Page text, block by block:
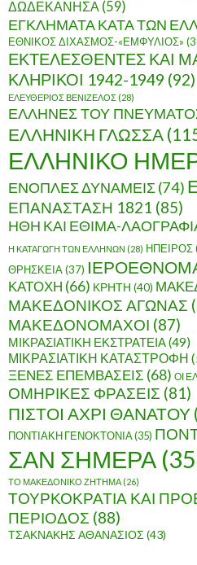
ΔΩΔΕΚΑΝΗΣΑ (59)
ΕΓΚΛΗΜΑΤΑ ΚΑΤΑ ΤΩΝ
ΕΘΝΙΚΟΣ ΔΙΧΑΣΜΟΣ-«ΕΜΦΥΛΙΟΣ»
ΕΚΤΕΛΕΣΘΕΝΤΕΣ ΚΑΙ
ΚΛΗΡΙΚΟΙ 1942-1949 (92)
ΕΛΕΥΘΕΡΙΟΣ ΒΕΝΙΖΕΛΟΣ (28)
ΕΛΛΗΝΕΣ ΤΟΥ
ΕΛΛΗΝΙΚΗ ΓΛΩΣΣΑ
ΕΛΛΗΝΙΚΟ
ΕΝΟΠΛΕΣ ΔΥΝΑΜΕΙΣ(74)
ΕΠΑΝΑΣΤΑΣΗ 1821 (85)
ΗΘΗ ΚΑΙ ΕΘΙΜΑ-
Η ΚΑΤΑΓΩΓΗ ΤΩΝ ΕΛΛΗΝΩΝ (28) ΗΠΕΙΡΟΣ
ΘΡΗΣΚΕΙΑ(37)
ΚΑΤΟΧΗ (66) ΚΡΗΤΗ (40)
ΜΑΚΕΔΟΝΙΚΟΣ ΑΓΩΝΑΣ
ΜΑΚΕΔΟΝΟΜΑΧΟΙ (87)
ΜΙΚΡΑΣΙΑΤΙΚΗ ΕΚΣΤΡΑΤΕΙΑ(49)
ΜΙΚΡΑΣΙΑΤΙΚΗ ΚΑΤΑΣΤΡΟΦΗ
ΞΕΝΕΣ ΕΠΕΜΒΑΣΕΙΣ (68) ΟΙ
ΟΜΗΡΙΚΕΣ ΦΡΑΣΕΙΣ (81)
ΠΙΣΤΟΙ ΑΧΡΙ ΘΑΝΑΤΟΥ
ΠΟΝΤΙΑΚΗ ΓΕΝΟΚΤΟΝΙΑ(35)
ΣΑΝ ΣΗΜΕΡΑ
ΤΟ ΜΑΚΕΔΟΝΙΚΟ ΖΗΤΗΜΑ (26)
ΤΟΥΡΚΟΚΡΑΤΙΑ ΚΑΙ
ΠΕΡΙΟΔΟΣ (88)
ΤΣΑΚΝΑΚΗΣ ΑΘΑΝΑΣΙΟΣ (43)